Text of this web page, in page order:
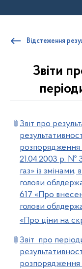
Відстеження
Звіти
Звіт про
розпорядження
21.04.2003 р. №
газ» із
голови
617 «Про
голови
«Про ціни на
Звіт про
розпорядження